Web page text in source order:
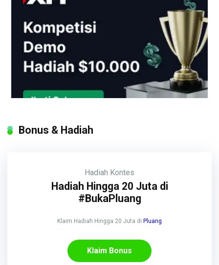
Bonus & Hadiah
Hadiah Kontes
Hadiah Hingga 20 Juta di
#BukaPluang
Klaim Hadiah Hingga 20 Juta di Pluang
Klaim Bonus